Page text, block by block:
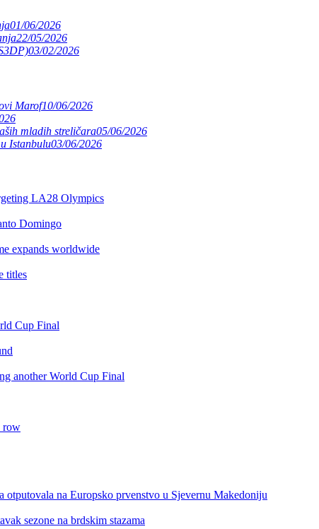
01/06/2026
22/05/2026
03/02/2026
Marof10/06/2026
mladih streličara05/06/2026
Istanbulu03/06/2026
LA28 Olympics
Domingo
expands worldwide
titles
Cup Final
another World Cup Final
row
otputovala na Europsko prvenstvo u Sjevernu Makedoniju
sezone na brdskim stazama